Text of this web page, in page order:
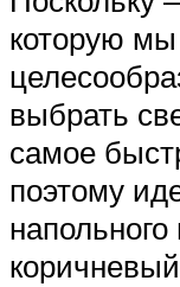
которую
выбрать
самое
поэтому